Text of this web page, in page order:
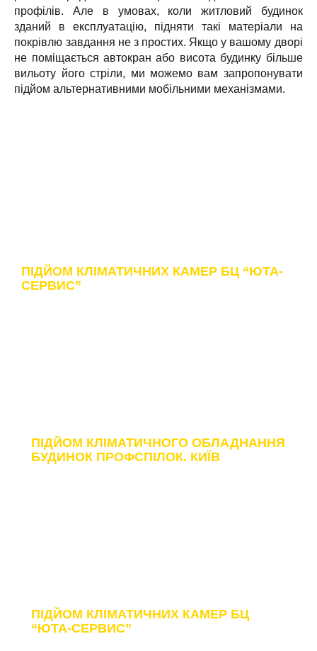
профілів. Але в умовах, коли житловий будинок
зданий в експлуатацію, підняти такі матеріали на
покрівлю завдання не з простих. Якщо у вашому дворі
не поміщається автокран або висота будинку більше
вильоту його стріли, ми можемо вам запропонувати
підйом альтернативними мобільними механізмами.
ПІДЙОМ КЛІМАТИЧНИХ КАМЕР БЦ “ЮТА-
СЕРВИС”
ПІДЙОМ КЛІМАТИЧНОГО ОБЛАДНАННЯ
БУДИНОК ПРОФСПІЛОК. КИЇВ
ПІДЙОМ КЛІМАТИЧНИХ КАМЕР БЦ
“ЮТА-СЕРВИС”